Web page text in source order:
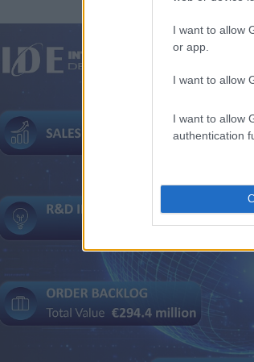
I want to allow
or app.
I want to allow
I want to allow
authentication